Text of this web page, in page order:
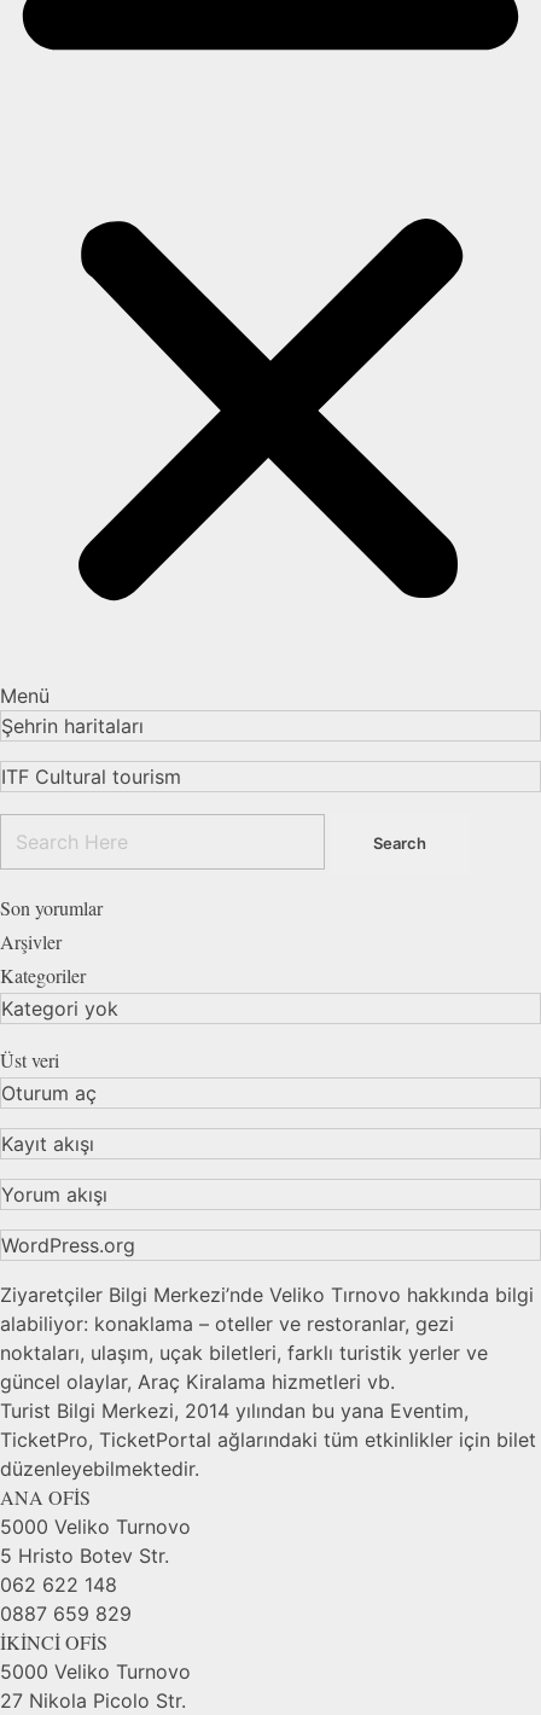
Menü
Şehrin haritaları
ITF Cultural tourism
Son yorumlar
Arşivler
Kategoriler
Kategori yok
Üst veri
Oturum aç
Kayıt akışı
Yorum akışı
WordPress.org
Ziyaretçiler Bilgi Merkezi’nde Veliko Tırnovo hakkında bilgi
alabiliyor: konaklama – oteller ve restoranlar, gezi
noktaları, ulaşım, uçak biletleri, farklı turistik yerler ve
güncel olaylar, Araç Kiralama hizmetleri vb.
Turist Bilgi Merkezi, 2014 yılından bu yana Eventim,
TicketPro, TicketPortal ağlarındaki tüm etkinlikler için bilet
düzenleyebilmektedir.
ANA OFİS
5000 Veliko Turnovo
5 Hristo Botev Str.
062 622 148
0887 659 829
İKİNCİ OFİS
5000 Veliko Turnovo
27 Nikola Picolo Str.